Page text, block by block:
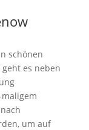
schönen
es neben
um auf